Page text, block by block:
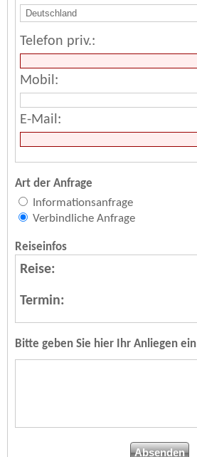
Telefon priv.:
Mobil:
E-Mail:
Art der Anfrage
Informationsanfrage
Verbindliche Anfrage
Reiseinfos
Reise:
Termin:
Bitte geben Sie hier Ihr Anliegen ein